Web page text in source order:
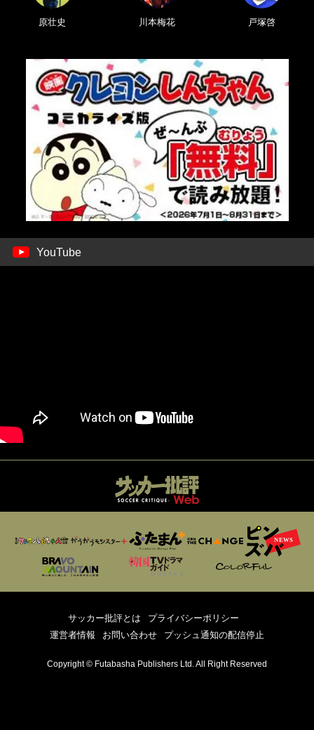
原壮史 川本梅花 戸塚啓
YouTube
サッカー批評とは
プライバシーポリシー
運営者情報
お問い合わせ プッシュ通知の配信停止
Copyright © Futabasha Publishers Ltd. All Right Reserved